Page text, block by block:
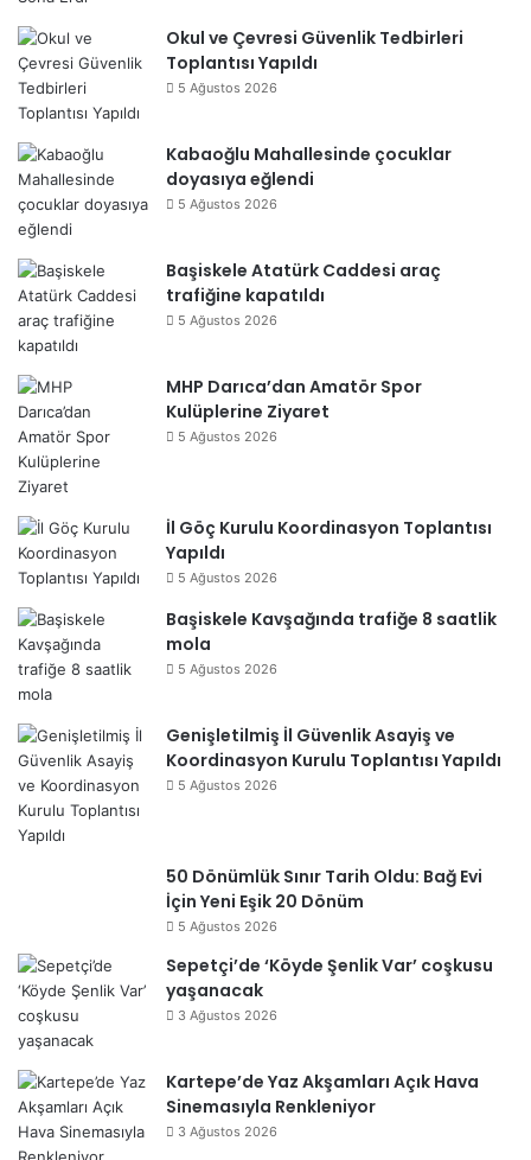
Okul ve Çevresi Güvenlik Tedbirleri
Toplantısı Yapıldı
5 Ağustos 2026
Kabaoğlu Mahallesinde çocuklar
doyasıya eğlendi
5 Ağustos 2026
Başiskele Atatürk Caddesi araç
trafiğine kapatıldı
5 Ağustos 2026
MHP Darıca’dan Amatör Spor
Kulüplerine Ziyaret
5 Ağustos 2026
İl Göç Kurulu Koordinasyon Toplantısı
Yapıldı
5 Ağustos 2026
Başiskele Kavşağında trafiğe 8 saatlik
mola
5 Ağustos 2026
Genişletilmiş İl Güvenlik Asayiş ve
Koordinasyon Kurulu Toplantısı Yapıldı
5 Ağustos 2026
50 Dönümlük Sınır Tarih Oldu: Bağ Evi
İçin Yeni Eşik 20 Dönüm
5 Ağustos 2026
Sepetçi’de ‘Köyde Şenlik Var’ coşkusu
yaşanacak
3 Ağustos 2026
Kartepe’de Yaz Akşamları Açık Hava
Sinemasıyla Renkleniyor
3 Ağustos 2026